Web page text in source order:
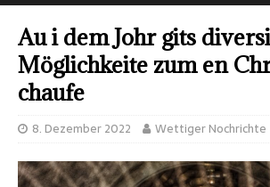
Au i dem Johr gits diversi
Möglichkeite zum en
chaufe
8. Dezember 2022 Wettiger Nochrichte